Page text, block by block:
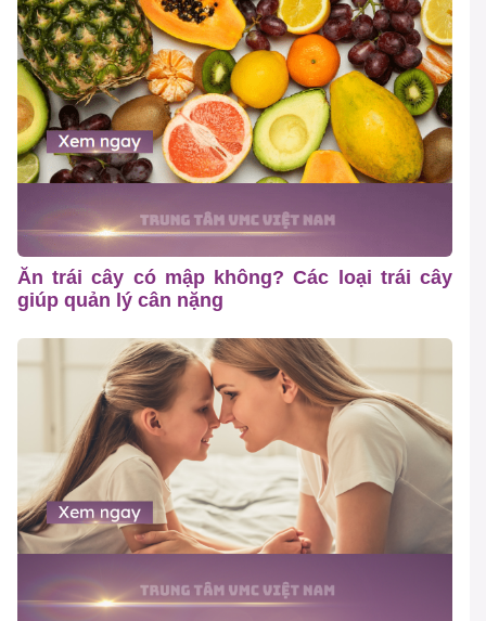
Ăn trái cây có mập không? Các loại trái cây
giúp quản lý cân nặng